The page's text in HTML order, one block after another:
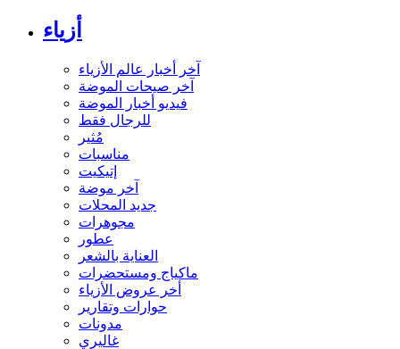
أزياء
آخر أخبار عالم الأزياء
آخر صيحات الموضة
فيديو أخبار الموضة
للرجال فقط
مُثير
مناسبات
إتيكيت
آخر موضة
جديد المحلات
مجوهرات
عطور
العناية بالشعر
ماكياج ومستحضرات
أخر عروض الأزياء
حوارات وتقارير
مدونات
غاليري